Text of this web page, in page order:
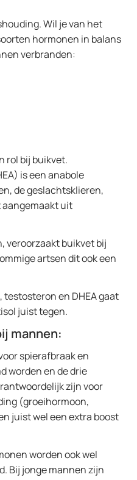
Wil je van het
hormonen in balans
verbranden:
rol bij buikvet.
is een anabole
de geslachtsklieren,
uit
veroorzaakt buikvet bij
artsen dit ook een
en DHEA gaat
juist tegen.
mannen:
spierafbraak en
worden en de drie
zijn voor
(groeihormoon,
juist wel een extra boost
worden ook wel
Bij jonge mannen zijn